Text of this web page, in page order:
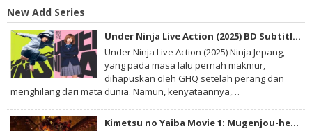
, download anime mp4 , mkv , 3gp sub indo , download anime sub indo
, download anime sub indo Shokugeki no Souma: Shin no Sara BD
Batch Subtitle Indonesia
New Add Series
Under Ninja Live Action (2025) BD Subtitle Indonesia
Under Ninja Live Action (2025) Ninja Jepang,
yang pada masa lalu pernah makmur,
dihapuskan oleh GHQ setelah perang dan
menghilang dari mata dunia. Namun, kenyataannya,…
Kimetsu no Yaiba Movie 1: Mugenjou-hen – Akaza Sairai BD Subtitle Indonesia